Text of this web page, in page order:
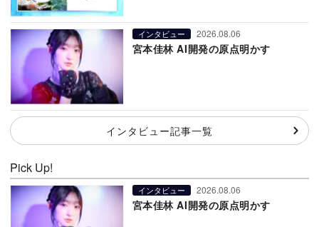
インタビュー 2026.08.06
宮本佳林 AI開発の原点明かす
インタビュー記事一覧
Pick Up!
インタビュー 2026.08.06
宮本佳林 AI開発の原点明かす